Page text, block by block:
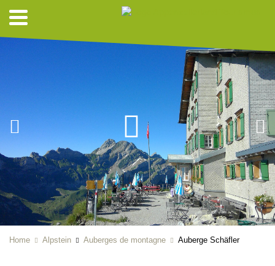
Home Alpstein Auberges de montagne Auberge Schäfler